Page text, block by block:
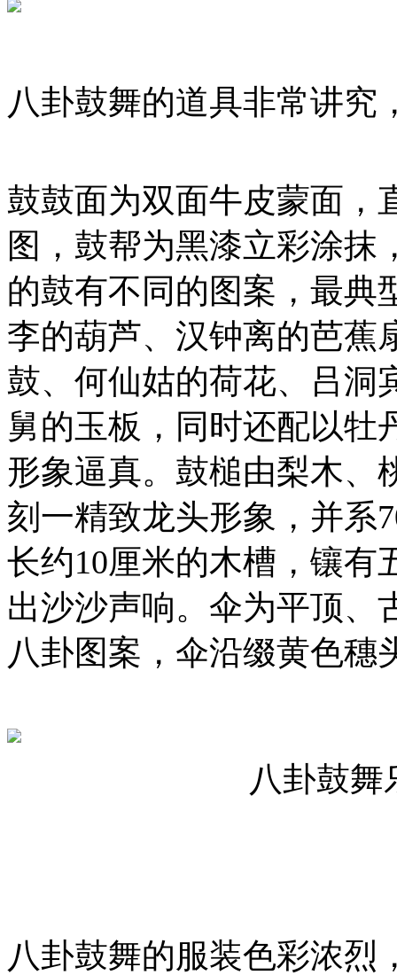
八卦鼓舞的道具非常讲究
鼓鼓面为双面牛皮蒙面，
图，鼓帮为黑漆立彩涂抹
的鼓有不同的图案，最典
李的葫芦、汉钟离的芭蕉
鼓、何仙姑的荷花、吕洞
舅的玉板，同时还配以牡
形象逼真。鼓槌由梨木、
刻一精致龙头形象，并系
长约10厘米的木槽，镶有
出沙沙声响。伞为平顶、
八卦图案，伞沿缀黄色穗
八卦鼓舞
八卦鼓舞的服装色彩浓烈